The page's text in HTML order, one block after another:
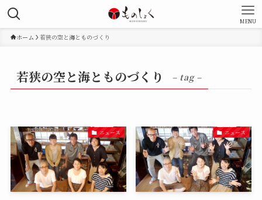
MENU
ホーム 若狭の空と海とものづくり
若狭の空と海とものづくり – tag –
ニュース ニュース